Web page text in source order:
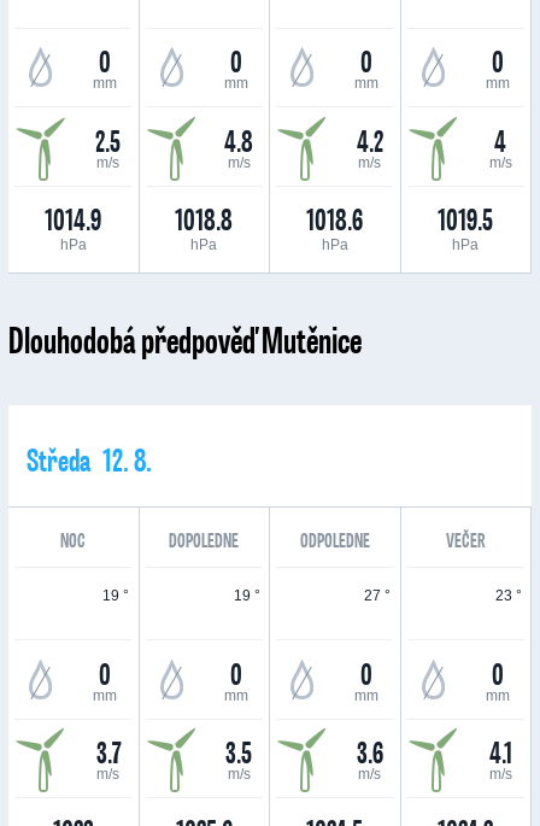
0
mm
2.5
m/s
1014.9
hPa
0
mm
4.8
m/s
1018.8
hPa
0
mm
4.2
m/s
1018.6
hPa
0
mm
4
m/s
1019.5
hPa
Dlouhodobá předpověď Mutěnice
Středa 12. 8.
NOC DOPOLEDNE ODPOLEDNE VEČER
19 °
0
mm
3.7
m/s
19 °
0
mm
3.5
m/s
27 °
0
mm
3.6
m/s
23 °
0
mm
4.1
m/s